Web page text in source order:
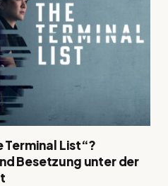
Terminal List“?
Besetzung unter der